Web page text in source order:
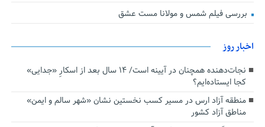
بررسی فیلم شمس و مولانا مست عشق
اخبار روز
نجات‌دهنده‌ همچنان در آیینه است/ ۱۴ سال بعد از اسکارِ «جدایی»
کجا ایستاده‌ایم؟
منطقه آزاد ارس در مسیر کسب نخستین نشان «شهر سالم و ایمن»
مناطق آزاد کشور